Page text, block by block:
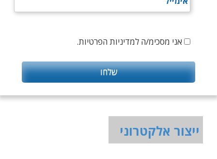
אני מסכימ/ה למדיניות הפרטיות.
ייצור אלקטרוני